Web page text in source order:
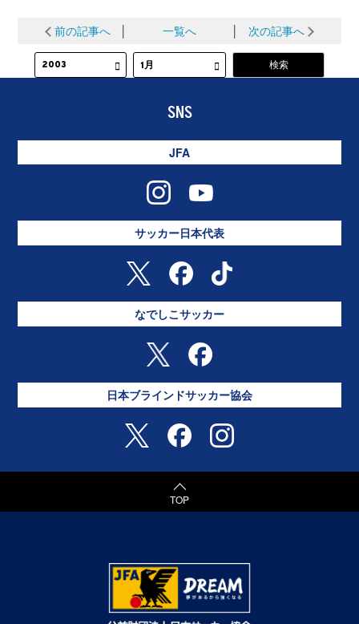
前の記事へ 一覧へ 次の記事へ
SNS
JFA
サッカー日本代表
なでしこサッカー
日本ブラインドサッカー協会
TOP